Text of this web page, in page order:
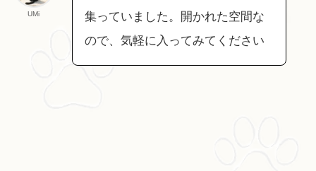
UMi
集っていました。開かれた空間な
ので、気軽に入ってみてください